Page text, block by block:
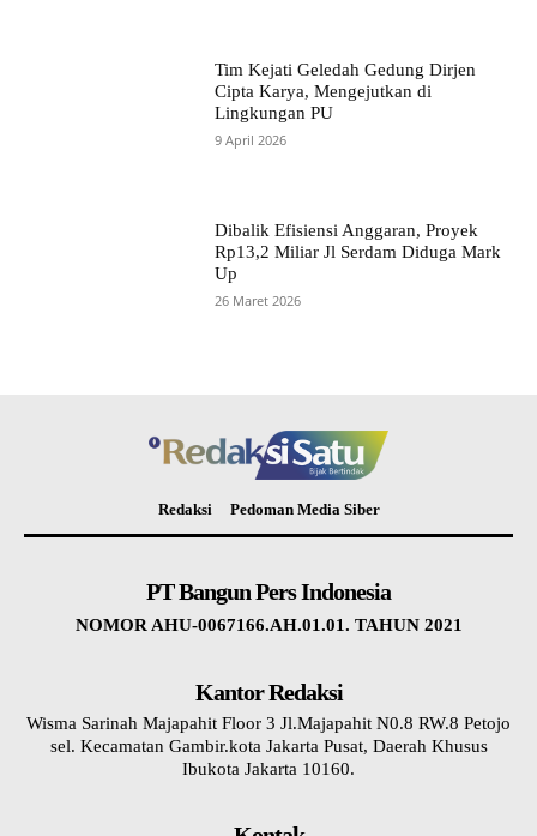
Tim Kejati Geledah Gedung Dirjen
Cipta Karya, Mengejutkan di
Lingkungan PU
9 April 2026
Dibalik Efisiensi Anggaran, Proyek
Rp13,2 Miliar Jl Serdam Diduga Mark
Up
26 Maret 2026
Redaksi Pedoman Media Siber
PT Bangun Pers Indonesia
NOMOR AHU-0067166.AH.01.01. TAHUN 2021
Kantor Redaksi
Wisma Sarinah Majapahit Floor 3 Jl.Majapahit N0.8 RW.8 Petojo
sel. Kecamatan Gambir.kota Jakarta Pusat, Daerah Khusus
Ibukota Jakarta 10160.